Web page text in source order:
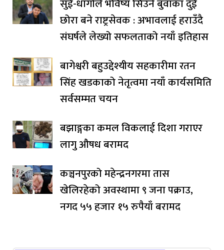
सुई-धागोले भविष्य सिउने बुवाका दुई
छोरा बने राष्ट्रसेवक : अभावलाई हराउँदै
संघर्षले लेख्यो सफलताको नयाँ इतिहास
बागेश्वरी बहुउद्देश्यीय सहकारीमा रतन
सिंह खडकाको नेतृत्वमा नयाँ कार्यसमिति
सर्वसम्मत चयन
बझाङ्गका कमल विकलाई दिशा गराएर
लागु औषध बरामद
कञ्चनपुरको महेन्द्रनगरमा तास
खेलिरहेको अवस्थामा ९ जना पक्राउ,
नगद ५५ हजार १५ रुपैयाँ बरामद